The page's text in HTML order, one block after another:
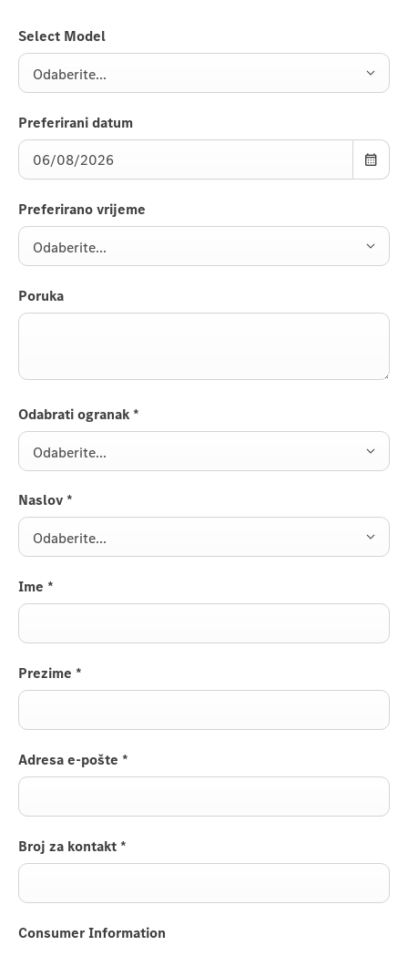
Select Model
Odaberite...
Preferirani datum
Preferirano vrijeme
Odaberite...
Poruka
Odabrati ogranak *
Odaberite...
Naslov *
Odaberite...
Ime *
Prezime *
Adresa e-pošte *
Broj za kontakt *
Consumer Information